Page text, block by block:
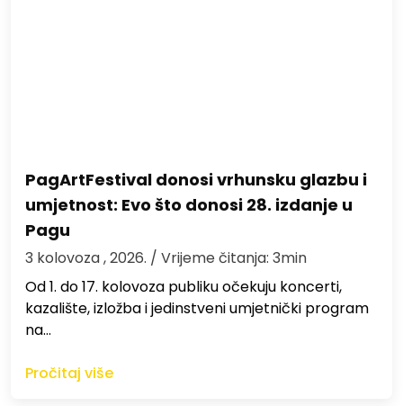
PagArtFestival donosi vrhunsku glazbu i
umjetnost: Evo što donosi 28. izdanje u
Pagu
3 kolovoza , 2026. / Vrijeme čitanja: 3min
Od 1. do 17. kolovoza publiku očekuju koncerti,
kazalište, izložba i jedinstveni umjetnički program
na…
Pročitaj više